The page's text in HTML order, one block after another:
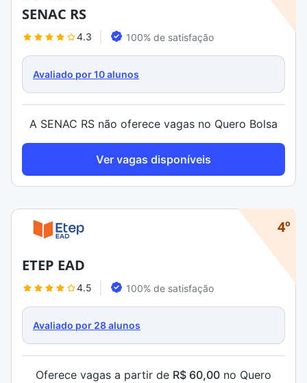
SENAC RS
4.3 100% de satisfação
Avaliado por 10 alunos
A SENAC RS não oferece vagas no Quero Bolsa
Ver vagas disponíveis
4º
ETEP EAD
4.5 100% de satisfação
Avaliado por 28 alunos
Oferece vagas a partir de R$ 60,00 no Quero